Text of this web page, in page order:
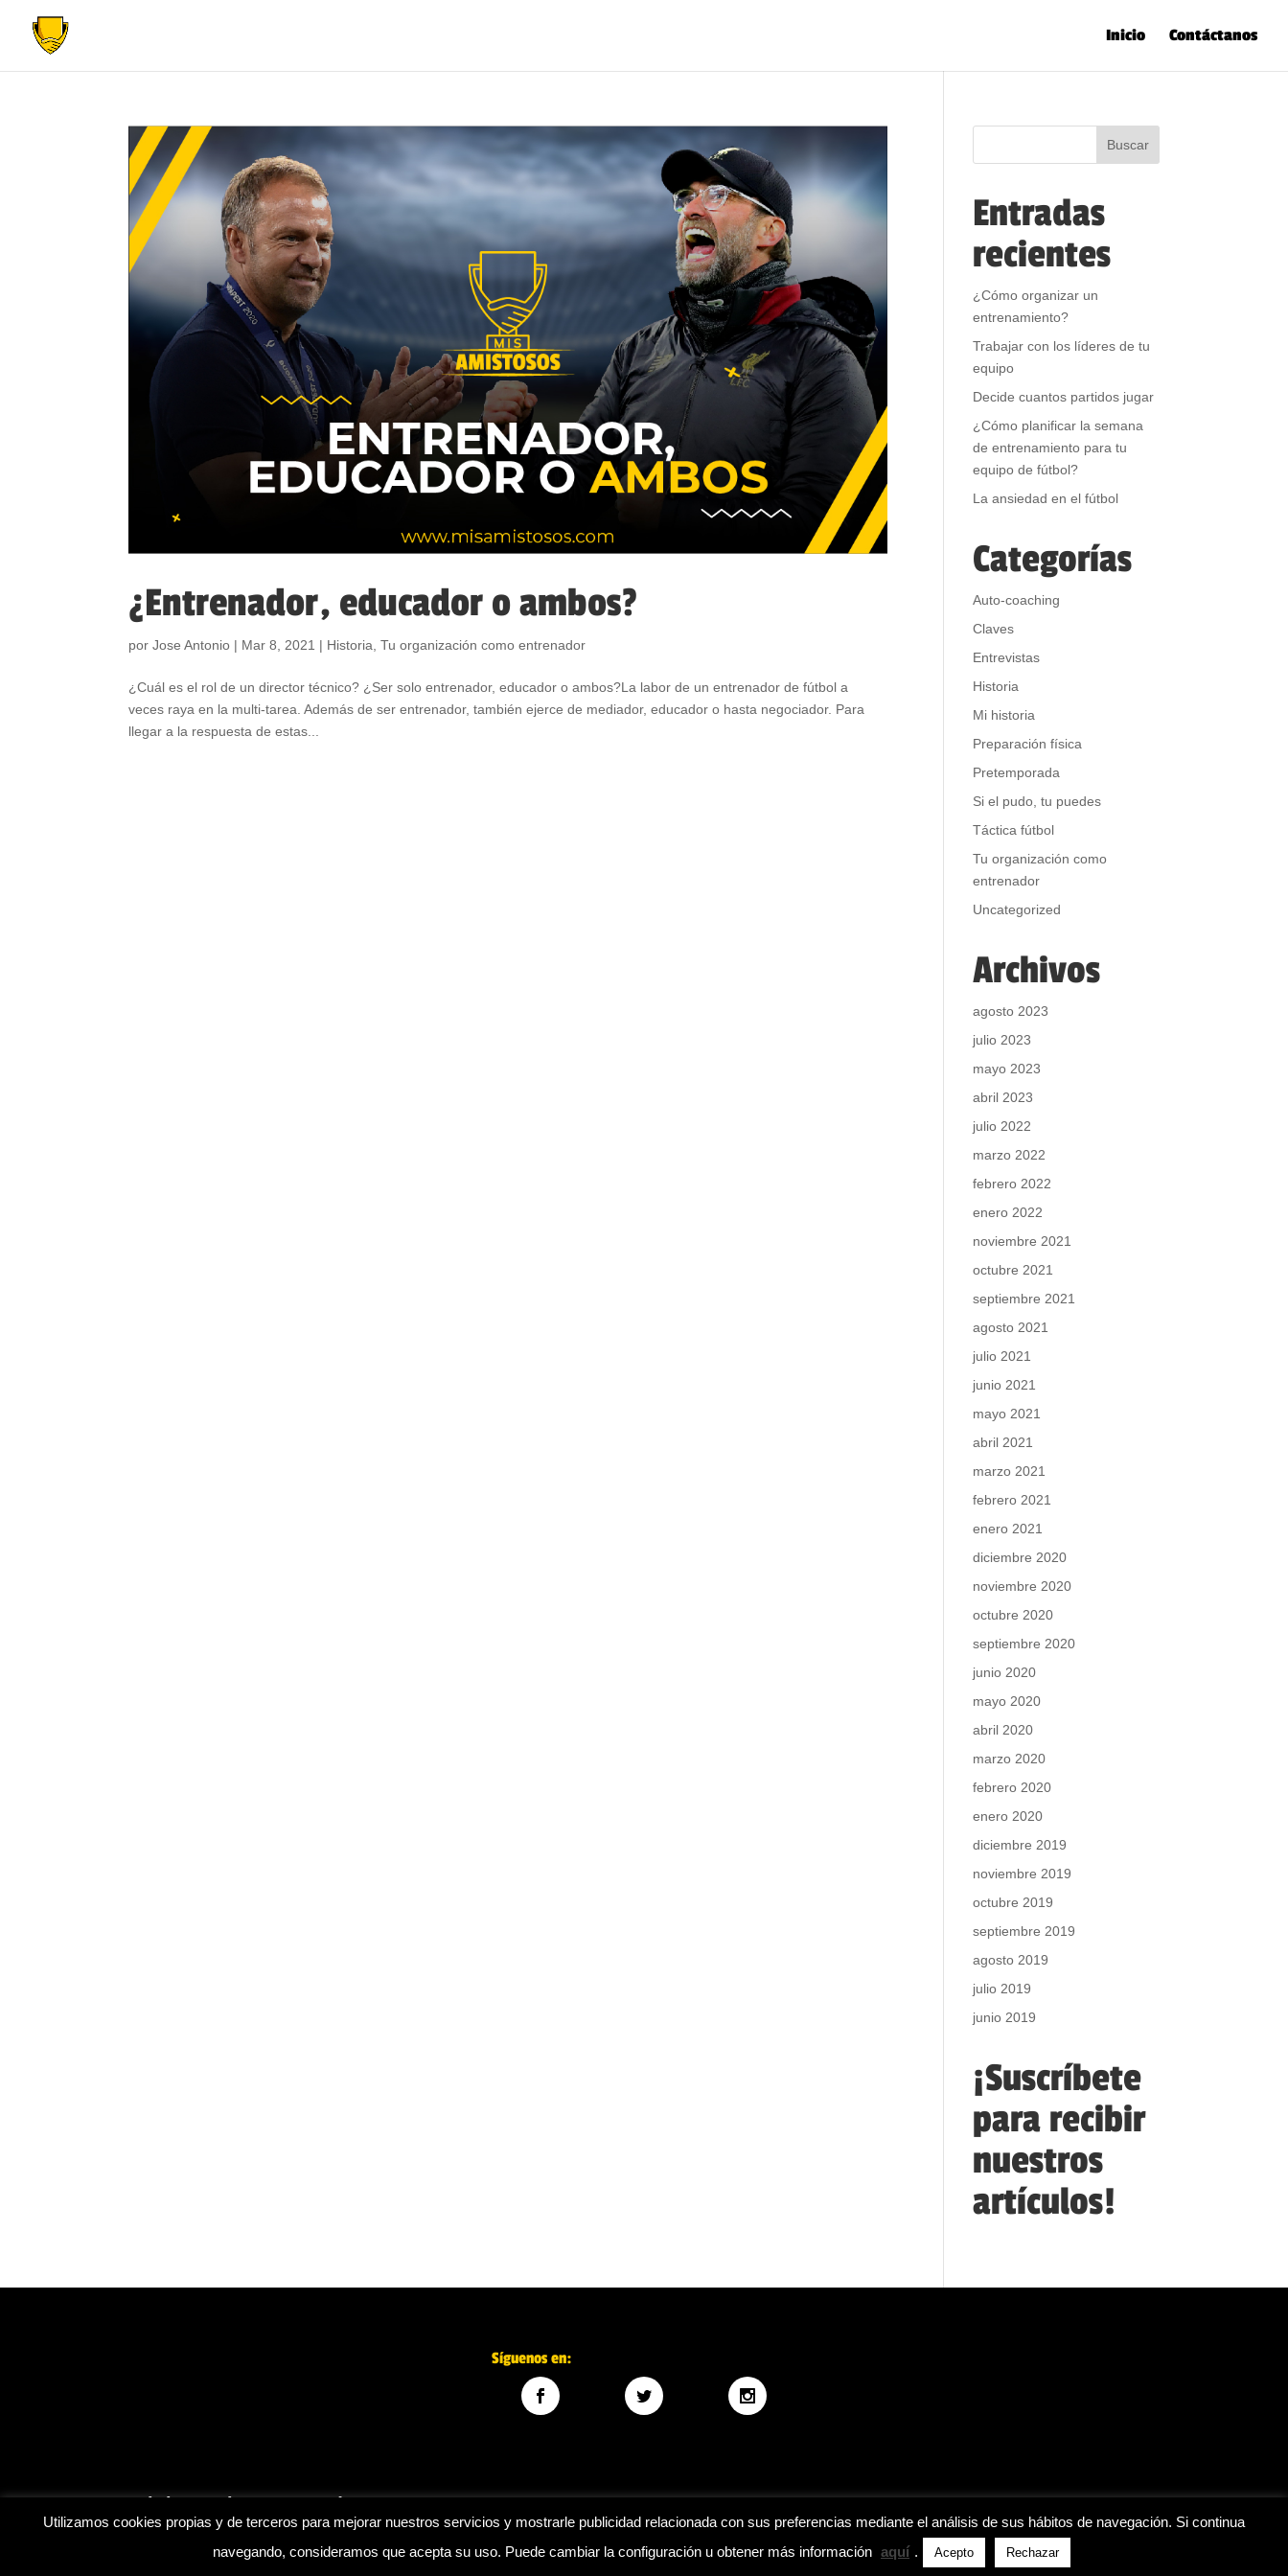
Inicio Contáctanos
¿Entrenador, educador o ambos?
porJose Antonio | Mar 8, 2021 | Historia ,Tu organización como entrenador
¿Cuál es el rol de un director técnico? ¿Ser solo entrenador, educador o ambos?La labor de un entrenador de fútbol a
veces raya en la multi-tarea. Además de ser entrenador, también ejerce de mediador, educador o hasta negociador. Para
llegar a la respuesta de estas...
Entradas
recientes
¿Cómo organizar un
entrenamiento?
Trabajar con los líderes de tu
equipo
Decide cuantos partidos jugar
¿Cómo planificar la semana
de entrenamiento para tu
equipo de fútbol?
La ansiedad en el fútbol
Categorías
Auto-coaching
Claves
Entrevistas
Historia
Mi historia
Preparación física
Pretemporada
Si el pudo, tu puedes
Táctica fútbol
Tu organización como
entrenador
Uncategorized
Archivos
agosto 2023
julio 2023
mayo 2023
abril 2023
julio 2022
marzo 2022
febrero 2022
enero 2022
noviembre 2021
octubre 2021
septiembre 2021
agosto 2021
julio 2021
junio 2021
mayo 2021
abril 2021
marzo 2021
febrero 2021
enero 2021
diciembre 2020
noviembre 2020
octubre 2020
septiembre 2020
junio 2020
mayo 2020
abril 2020
marzo 2020
febrero 2020
enero 2020
diciembre 2019
noviembre 2019
octubre 2019
septiembre 2019
agosto 2019
julio 2019
junio 2019
¡Suscríbete
para recibir
nuestros
artículos!
Síguenos en:
Inicio Blog Contáctanos
© Mis Amistosos. | Desarrollado porsoyfranklinr|Aviso Legal|Política de privacidad|Política de cookies
Utilizamos cookies propias y de terceros para mejorar nuestros servicios y mostrarle publicidad relacionada con sus preferencias mediante el análisis de sus hábitos de navegación. Si continua
navegando, consideramos que acepta su uso. Puede cambiar la configuración u obtener más información aquí . Acepto Rechazar